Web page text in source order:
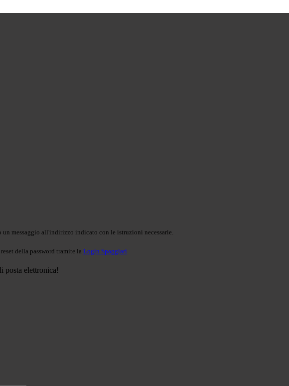
un messaggio all'indirizzo indicato con le istruzioni necessarie.
della password tramite la Login Spaggiari
posta elettronica!